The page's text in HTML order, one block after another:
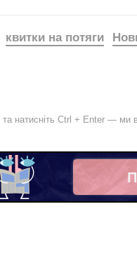
квитки на потяги
натисніть Ctrl + Enter — ми